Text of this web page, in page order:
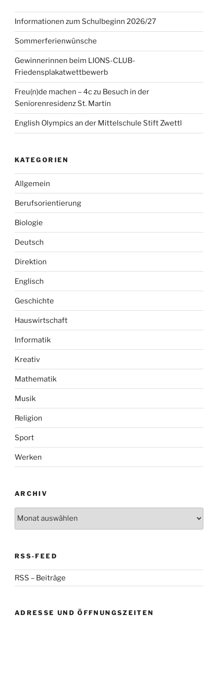
Informationen zum Schulbeginn 2026/27
Sommerferienwünsche
Gewinnerinnen beim LIONS-CLUB-
Friedensplakatwettbewerb
Freu(n)de machen – 4c zu Besuch in der
Seniorenresidenz St. Martin
English Olympics an der Mittelschule Stift Zwettl
KATEGORIEN
Allgemein
Berufsorientierung
Biologie
Deutsch
Direktion
Englisch
Geschichte
Hauswirtschaft
Informatik
Kreativ
Mathematik
Musik
Religion
Sport
Werken
ARCHIV
RSS-FEED
RSS – Beiträge
ADRESSE UND ÖFFNUNGSZEITEN